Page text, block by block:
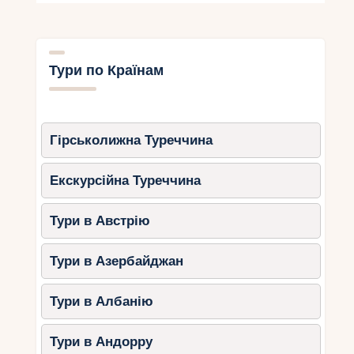
Особливості: атракціони для дітей
та дорослих.
зайняти найкращі місця.
Природні зони та острови
Île Sainte-Marguerite, Канни
Цей острів – чудове місце для сімейних
прогулянок та відпочинку. Тут можна відвідати
старовинний форт, музей і насолодитися пішими
маршрутами лісовими стежками.
Розваги: ​​екскурсії, пікніки, плавання у
кришталево чистій воді.
Тури по Країнам
Гірськолижна Туреччина
Екскурсійна Туреччина
Тури в Австрію
Тури в Азербайджан
Тури в Албанію
Тури в Андорру